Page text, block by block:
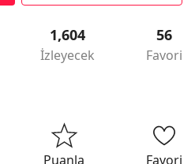
1,604
İzleyecek
56
Favori
Puanla Favori